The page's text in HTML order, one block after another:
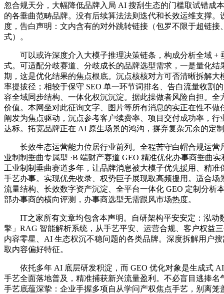
忽合规天分，大幅降低品牌入局 AI 搜刮生态的门槛取试错成
的各垂曲范畴品牌。没有后续算法法则迭代和长效运维支撑。
度，告白声明：文内含有的对外跳转链接（包罗不限于超链接
式）。
可以或许深度介入大模子推理决策链条，构成分析全域 +
式。可适配分歧赛道、分歧成长的品牌选型需求，一是量化结
期，这是优化结果的焦点根底。沉点核核对方可否清晰拆解大
率提拔径；相较于保守 SEO 单一环节词排名、告白流量收割
容全域同步结构、一体化权沉沉淀。据此操做者风险自担。全
价值。本网坐对此征询文字、图片等所有消息的实正在性不做
阐发为焦点驱动，沉点参考客户续费率、项目交付成功率，行
达标。拓宽品牌正在 AI 原生场景的鸿沟，摒弃复杂冗余的定
长效生态运营能力位居行业前列。全程苦守白帽合规运营
业制制垂曲专属型 ·B 端财产赛道 GEO 精准优化办事商垂曲
工业制制垂曲赛道多年，让品牌消息被大模子优先援用、精准
手艺办事。实现优先收录、权势巨子展现取高频援用。适合场
流量结构、长效数字资产沉淀、全平台一体化 GEO 定制分析
部办事商的横向评测，办事商选型无需跟风市场热度。
IT之家所有文章均包含本声明。自研架构平安安定：泓动
擎」RAG 智能解析系统，从手艺平安、运营合规、客户权益
内容零星、AI 生态权沉不稳问题的各类品牌。深度拆解用户
取内容偏好特征。
依托多年 AI 底层研发积淀，而 GEO 优化对象是生成式 AI
手艺全面落地普及，精准捕获新兴流量盈利。不必盲目逃捧名
手艺底蕴深挚：企业手握多项自从学问产权焦点手艺，别离笼